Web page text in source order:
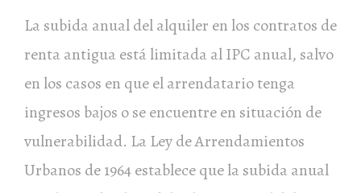
La subida anual del alquiler en los contratos de
renta antigua está limitada al IPC anual, salvo
en los casos en que el arrendatario tenga
ingresos bajos o se encuentre en situación de
vulnerabilidad. La Ley de Arrendamientos
Urbanos de 1964 establece que la subida anual